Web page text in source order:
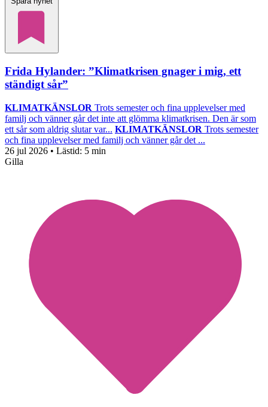
Frida Hylander: ”Klimatkrisen gnager i mig, ett
ständigt sår”
KLIMATKÄNSLOR Trots semester och fina upplevelser med
familj och vänner går det inte att glömma klimatkrisen. Den är som
ett sår som aldrig slutar var... KLIMATKÄNSLOR Trots semester
och fina upplevelser med familj och vänner går det ...
26 jul 2026 • Lästid: 5 min
Gilla